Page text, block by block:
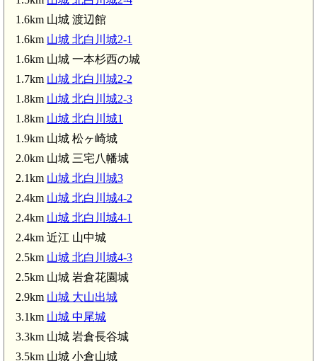
山城 大山出城(2.9km)
山城 中尾城(3.1km)
1.6km 山城 渡辺館
1.6km 山城 北白川城2-1
1.6km 山城 一本杉西の城
1.7km 山城 北白川城2-2
1.8km 山城 北白川城2-3
1.8km 山城 北白川城1
1.9km 山城 松ヶ崎城
2.0km 山城 三宅八幡城
2.1km 山城 北白川城3
2.4km 山城 北白川城4-2
2.4km 山城 北白川城4-1
2.4km 近江 山中城
2.5km 山城 北白川城4-3
2.5km 山城 岩倉花園城
2.9km 山城 大山出城
3.1km 山城 中尾城
3.3km 山城 岩倉長谷城
3.5km 山城 小倉山城